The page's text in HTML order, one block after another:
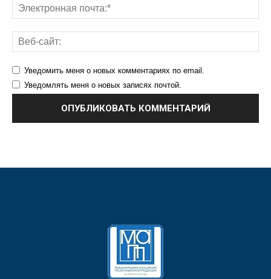
Уведомить меня о новых комментариях по email.
Уведомлять меня о новых записях почтой.